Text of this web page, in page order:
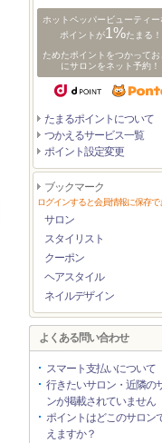
ホットペッパービューティー
ポイントが1%たまる！
ためたポイントをつかってお
にサロンをネット予約！
たまるポイントについて
つかえるサービス一覧
ポイント設定変更
ブックマーク
ログインすると会員情報に保存で
サロン
スタイリスト
クーポン
ヘアスタイル
ネイルデザイン
よくある問い合わせ
スマート支払いについて
行きたいサロン・近隣の
ンが掲載されていません
ポイントはどこのサロン
えますか？